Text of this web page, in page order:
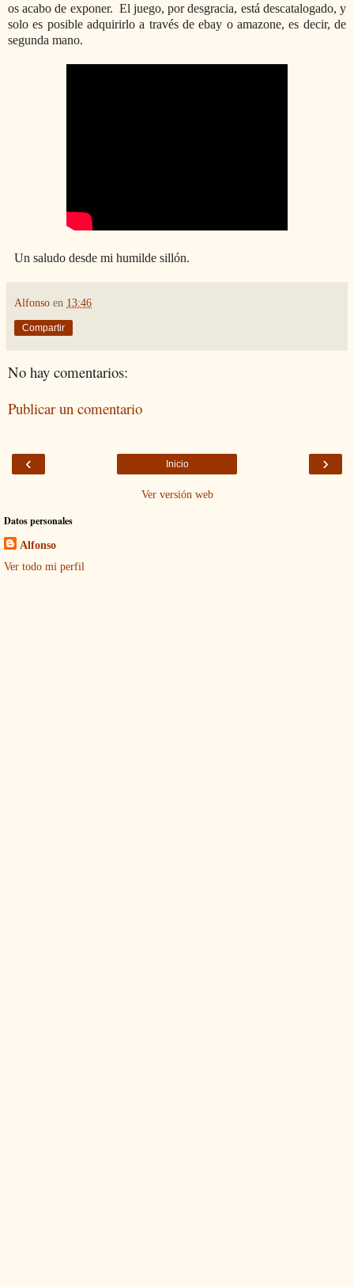
os acabo de exponer. El juego, por desgracia, está descatalogado, y
solo es posible adquirirlo a través de ebay o amazone, es decir, de
segunda mano.
Un saludo desde mi humilde sillón.
Alfonso en 13:46
Compartir
No hay comentarios:
Publicar un comentario
‹ ›
Inicio
Ver versión web
Datos personales
Alfonso
Ver todo mi perfil